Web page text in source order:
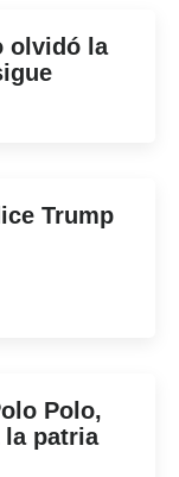
olvidó la
Trump
Polo,
patria